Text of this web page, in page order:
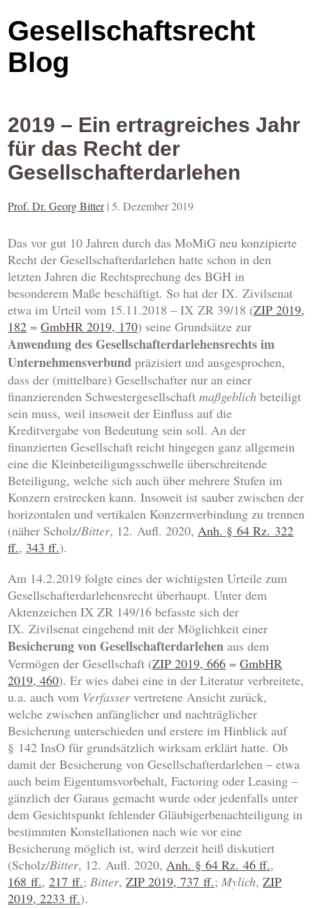
Gesellschaftsrecht
Blog
2019 – Ein ertragreiches Jahr
für das Recht der
Gesellschafterdarlehen
Prof. Dr. Georg Bitter |5. Dezember 2019
Das vor gut 10 Jahren durch das MoMiG neu konzipierte
Recht der Gesellschafterdarlehen hatte schon in den
letzten Jahren die Rechtsprechung des BGH in
besonderem Maße beschäftigt. So hat der IX. Zivilsenat
etwa im Urteil vom 15.11.2018 – IX ZR 39/18 (ZIP 2019,
182 =GmbHR 2019, 170) seine Grundsätze zur
Anwendung des Gesellschafterdarlehensrechts im
Unternehmensverbundpräzisiert und ausgesprochen,
dass der (mittelbare) Gesellschafter nur an einer
finanzierenden Schwestergesellschaftmaßgeblich beteiligt
sein muss, weil insoweit der Einfluss auf die
Kreditvergabe von Bedeutung sein soll. An der
finanzierten Gesellschaft reicht hingegen ganz allgemein
eine die Kleinbeteiligungsschwelle überschreitende
Beteiligung, welche sich auch über mehrere Stufen im
Konzern erstrecken kann. Insoweit ist sauber zwischen der
horizontalen und vertikalen Konzernverbindung zu trennen
(näher Scholz/Bitter, 12. Aufl. 2020,Anh. § 64 Rz. 322
ff., 343 ff.).
Am 14.2.2019 folgte eines der wichtigsten Urteile zum
Gesellschafterdarlehensrecht überhaupt. Unter dem
Aktenzeichen IX ZR 149/16 befasste sich der
IX. Zivilsenat eingehend mit der Möglichkeit einer
Besicherung von Gesellschafterdarlehen aus dem
Vermögen der Gesellschaft (ZIP 2019, 666 =GmbHR
2019, 460). Er wies dabei eine in der Literatur verbreitete,
u.a. auch vom Verfasservertretene Ansicht zurück,
welche zwischen anfänglicher und nachträglicher
Besicherung unterschieden und erstere im Hinblick auf
§ 142 InsO für grundsätzlich wirksam erklärt hatte. Ob
damit der Besicherung von Gesellschafterdarlehen – etwa
auch beim Eigentumsvorbehalt, Factoring oder Leasing –
gänzlich der Garaus gemacht wurde oder jedenfalls unter
dem Gesichtspunkt fehlender Gläubigerbenachteiligung in
bestimmten Konstellationen nach wie vor eine
Besicherung möglich ist, wird derzeit heiß diskutiert
(Scholz/Bitter, 12. Aufl. 2020,Anh. § 64 Rz. 46 ff.,
168 ff.,217 ff.;Bitter,ZIP 2019, 737 ff.;Mylich,ZIP
2019, 2233 ff.).